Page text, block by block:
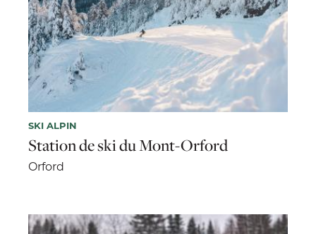
SKI ALPIN
Station de ski du Mont-Orford
Orford